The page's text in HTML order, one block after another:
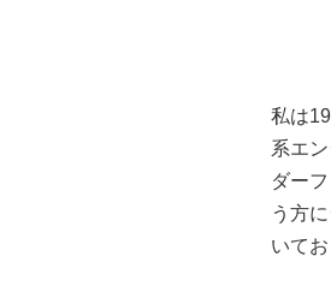
私は
系エ
ダー
う方
いて